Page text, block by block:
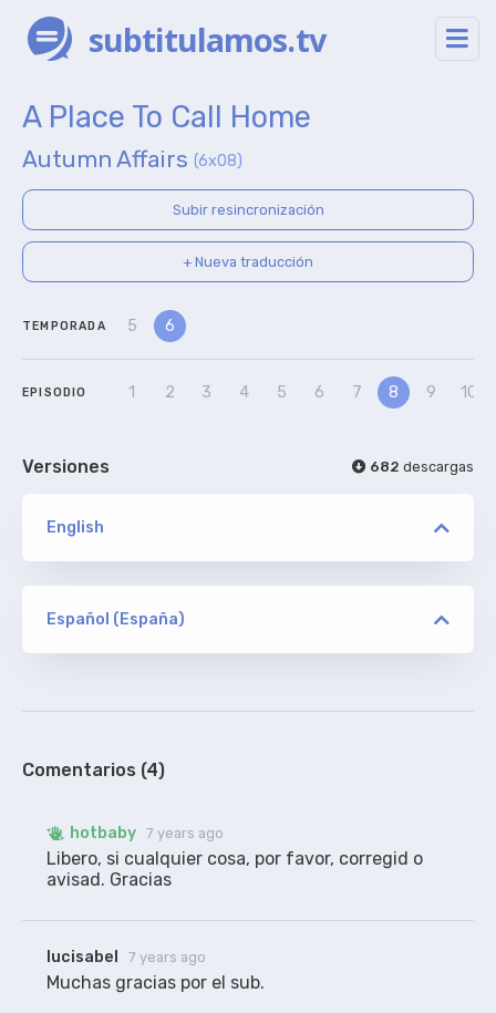
subtitulamos.tv
A Place To Call Home
Autumn Affairs (6x08)
Subir resincronización
+ Nueva traducción
TEMPORADA 5 6
EPISODIO 1 2 3 4 5 6 7 8 9 10
Versiones 682 descargas
English
FUTV
ORIGINAL hotbaby
Español (España)
FUTV
Comentarios (4)
hotbaby 7 years ago
Libero, si cualquier cosa, por favor, corregid o
avisad. Gracias
lucisabel 7 years ago
Muchas gracias por el sub.